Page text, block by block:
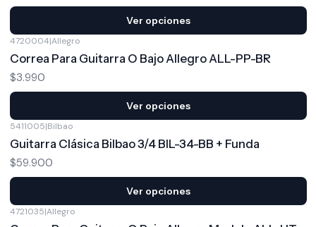
Ver opciones
4720004|Allegro
Correa Para Guitarra O Bajo Allegro ALL-PP-BR
$3.990
Ver opciones
5411005|Bilbao
Guitarra Clásica Bilbao 3/4 BIL-34-BB + Funda
$59.900
Ver opciones
4721035|Allegro